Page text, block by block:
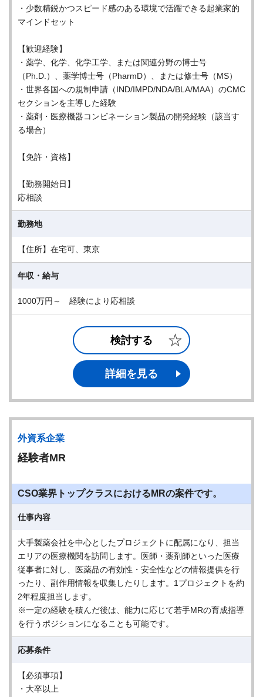
・少数精鋭かつスピード感のある環境で活躍できる起業家的
マインドセット
【歓迎経験】
・薬学、化学、化学工学、または関連分野の博士号
（Ph.D.）、薬学博士号（PharmD）、または修士号（MS）
・世界各国への規制申請（IND/IMPD/NDA/BLA/MAA）のCMC
セクションを主導した経験
・薬剤・医療機器コンビネーション製品の開発経験（該当す
る場合）
【免許・資格】
【勤務開始日】
応相談
勤務地
【住所】在宅可、東京
年収・給与
1000万円～ 経験により応相談
検討する
詳細を見る
外資系企業
経験者MR
CSO業界トップクラスにおけるMRの案件です。
仕事内容
大手製薬会社を中心としたプロジェクトに配属になり、担当
エリアの医療機関を訪問します。医師・薬剤師といった医療
従事者に対し、医薬品の有効性・安全性などの情報提供を行
ったり、副作用情報を収集したりします。1プロジェクトを約
2年程度担当します。
※一定の経験を積んだ後は、能力に応じて若手MRの育成指導
を行うポジションになることも可能です。
応募条件
【必須事項】
・大卒以上